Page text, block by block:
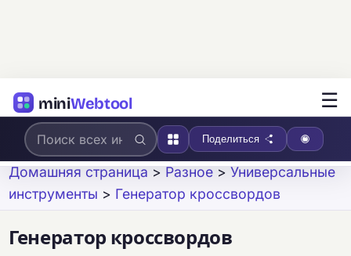
miniWebtool ☰
Поделиться
Домашняя страница > Разное >Универсальные
инструменты > Генератор кроссвордов
Генератор кроссвордов